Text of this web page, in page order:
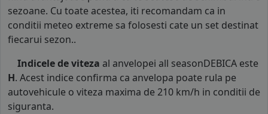
sezoane. Cu toate acestea, iti recomandam ca in
conditii meteo extreme sa folosesti cate un set destinat
fiecarui sezon..
Indicele de viteza al anvelopei all seasonDEBICA este
H. Acest indice confirma ca anvelopa poate rula pe
autovehicule o viteza maxima de 210 km/h in conditii de
siguranta.